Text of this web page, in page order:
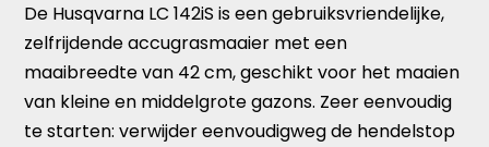
De Husqvarna LC 142iS is een gebruiksvriendelijke,
zelfrijdende accugrasmaaier met een
maaibreedte van 42 cm, geschikt voor het maaien
van kleine en middelgrote gazons. Zeer eenvoudig
te starten: verwijder eenvoudigweg de hendelstop